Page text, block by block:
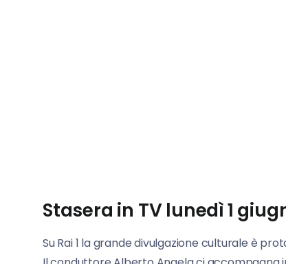
Stasera in TV lunedì 1
Su Rai 1 la grande divulgazione culturale è